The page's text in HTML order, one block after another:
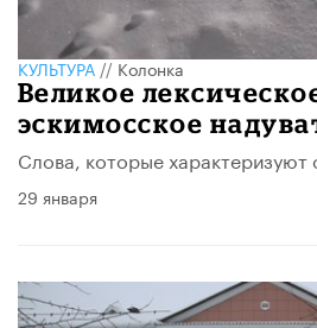
КУЛЬТУРА//Колонка
Великое
эскимосское
Слова, которые характеризуют
29 января